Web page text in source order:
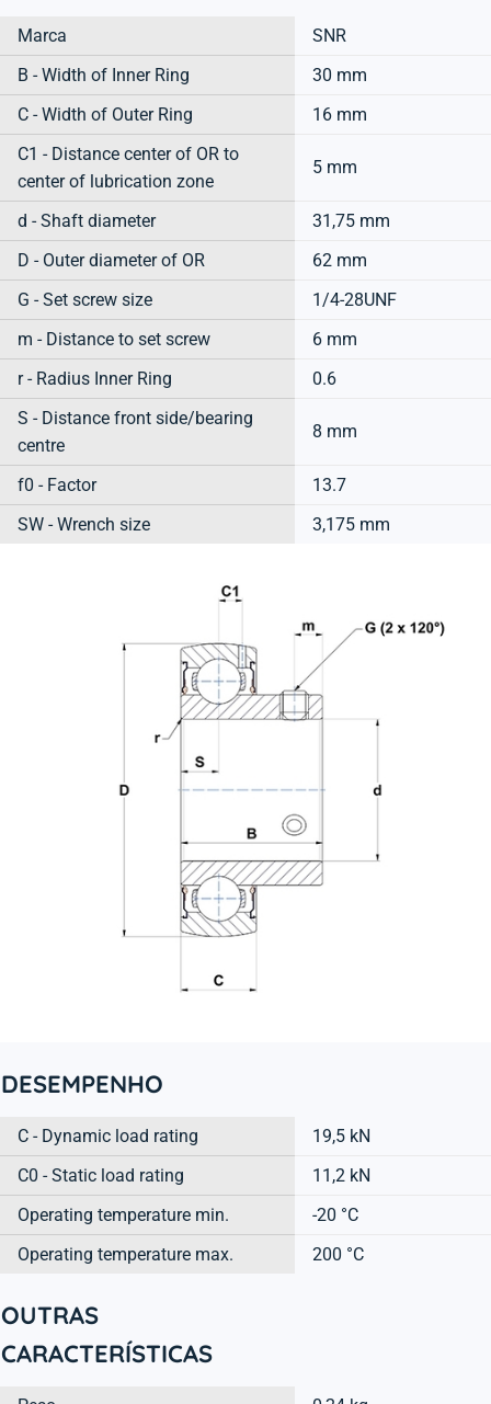
Marca
SNR
B - Width of Inner Ring
30 mm
C - Width of Outer Ring
16 mm
C1 - Distance center of OR to
center of lubrication zone
5 mm
d - Shaft diameter
31,75 mm
D - Outer diameter of OR
62 mm
G - Set screw size
1/4-28UNF
m - Distance to set screw
6 mm
r - Radius Inner Ring
0.6
S - Distance front side/bearing
centre
8 mm
f0 - Factor
13.7
SW - Wrench size
3,175 mm
DESEMPENHO
C - Dynamic load rating
19,5 kN
C0 - Static load rating
11,2 kN
Operating temperature min.
-20 °C
Operating temperature max.
200 °C
OUTRAS
CARACTERÍSTICAS